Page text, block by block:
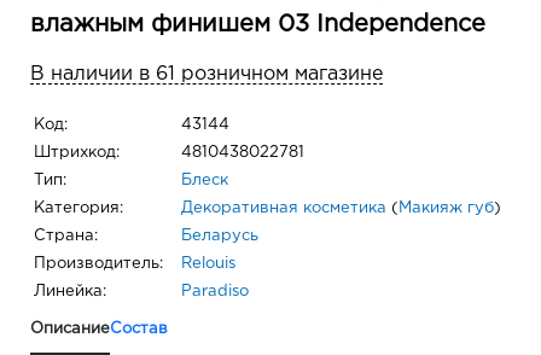
влажным финишем 03 Independence
В наличии в 61 розничном магазине
Код: 43144
Штрихкод: 4810438022781
Тип: Блеск
Категория: Декоративная косметика ( Макияж губ)
Страна: Беларусь
Производитель: Relouis
Линейка: Paradiso
ОписаниеСостав